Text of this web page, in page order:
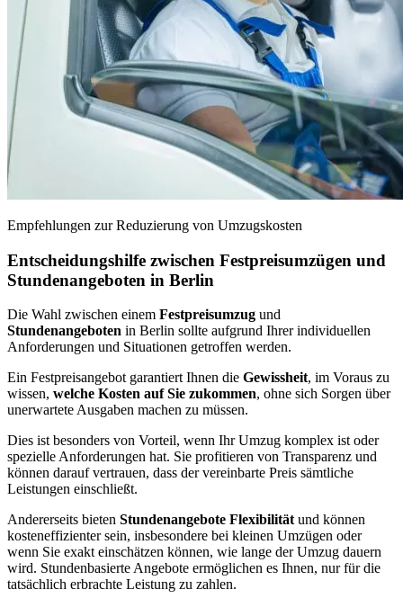
Empfehlungen zur Reduzierung von Umzugskosten
Entscheidungshilfe zwischen Festpreisumzügen und
Stundenangeboten in Berlin
Die Wahl zwischen einem Festpreisumzug und
Stundenangeboten in Berlin sollte aufgrund Ihrer individuellen
Anforderungen und Situationen getroffen werden.
Ein Festpreisangebot garantiert Ihnen die Gewissheit, im Voraus zu
wissen, welche Kosten auf Sie zukommen, ohne sich Sorgen über
unerwartete Ausgaben machen zu müssen.
Dies ist besonders von Vorteil, wenn Ihr Umzug komplex ist oder
spezielle Anforderungen hat. Sie profitieren von Transparenz und
können darauf vertrauen, dass der vereinbarte Preis sämtliche
Leistungen einschließt.
Andererseits bieten Stundenangebote Flexibilität und können
kosteneffizienter sein, insbesondere bei kleinen Umzügen oder
wenn Sie exakt einschätzen können, wie lange der Umzug dauern
wird. Stundenbasierte Angebote ermöglichen es Ihnen, nur für die
tatsächlich erbrachte Leistung zu zahlen.